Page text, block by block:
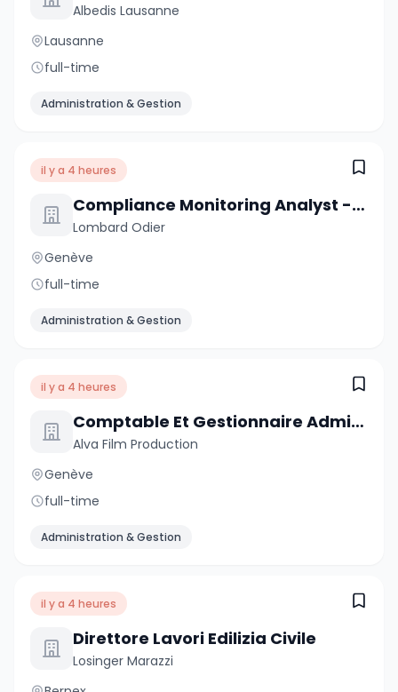
Albedis Lausanne
Lausanne
full-time
Administration & Gestion
il y a 4 heures
Compliance Monitoring Analyst - Task Force (6-Month Contract)
Lombard Odier
Genève
full-time
Administration & Gestion
il y a 4 heures
Comptable Et Gestionnaire Administratif
Alva Film Production
Genève
full-time
Administration & Gestion
il y a 4 heures
Direttore Lavori Edilizia Civile
Losinger Marazzi